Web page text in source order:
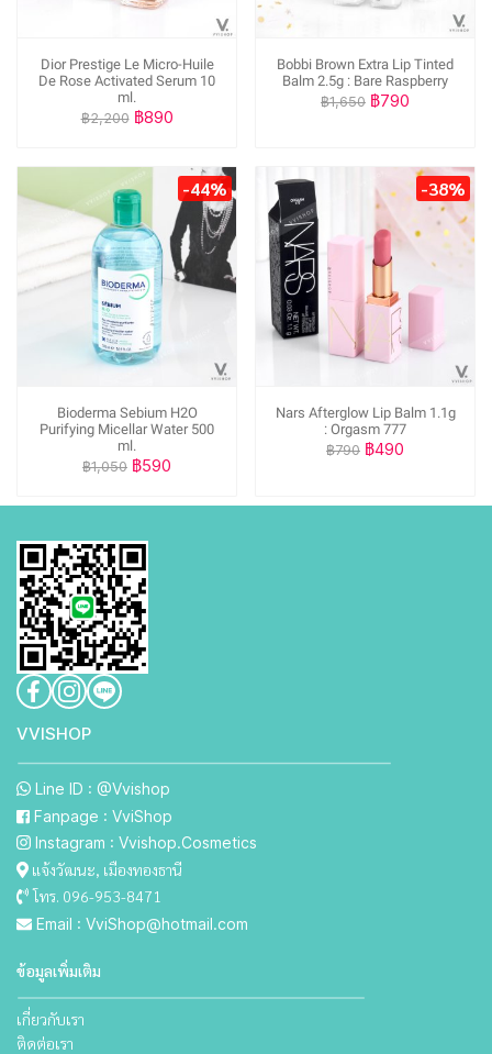
Dior Prestige Le Micro-Huile
De Rose Activated Serum 10
ml.
฿2,200 ฿890
Bobbi Brown Extra Lip Tinted
Balm 2.5g : Bare Raspberry
฿1,650 ฿790
-44%
Bioderma Sebium H2O
Purifying Micellar Water 500
ml.
฿1,050 ฿590
-38%
Nars Afterglow Lip Balm 1.1g
: Orgasm 777
฿790 ฿490
VVISHO P
Line ID : @Vvishop
Fanpage : VviShop
Instagram : Vvishop.Cosmetics
แจ้งวัฒนะ, เมืองทองธานี
โทร. 096-953-8471
Email : VviShop@hotmail.com
ข้อมูลเพิ่มเติม
เกี่ยวกับเรา
ติดต่อเรา